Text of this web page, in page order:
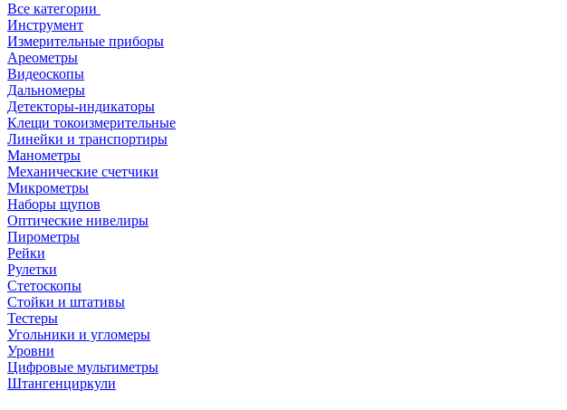
Все категории
Инструмент
Измерительные приборы
Ареометры
Видеоскопы
Дальномеры
Детекторы-индикаторы
Клещи токоизмерительные
Линейки и транспортиры
Манометры
Механические счетчики
Микрометры
Наборы щупов
Оптические нивелиры
Пирометры
Рейки
Рулетки
Стетоскопы
Стойки и штативы
Тестеры
Угольники и угломеры
Уровни
Цифровые мультиметры
Штангенциркули